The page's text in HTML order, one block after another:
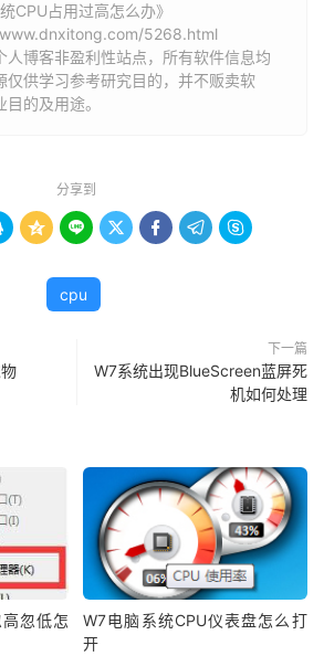
CPU占用过高怎么办》
5268.html
人博客非盈利性站点，所有软件信息均
仅供学习参考研究目的，并不贩卖软
的及用途。
分享到
     
cpu
下一篇
W7系统出现BlueScreen蓝屏死
机如何处理
忽低怎
W7电脑系统CPU仪表盘怎么打
开